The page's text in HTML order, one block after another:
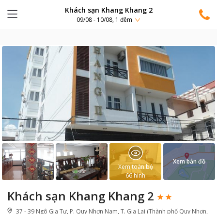
Khách sạn Khang Khang 2
09/08 - 10/08, 1 đêm
Khách sạn Khang Khang 2
37 - 39 Ngô Gia Tự, P. Quy Nhơn Nam, T. Gia Lai (Thành phố Quy Nhơn,
Xem toàn bộ
66hình
Xem bản đồ